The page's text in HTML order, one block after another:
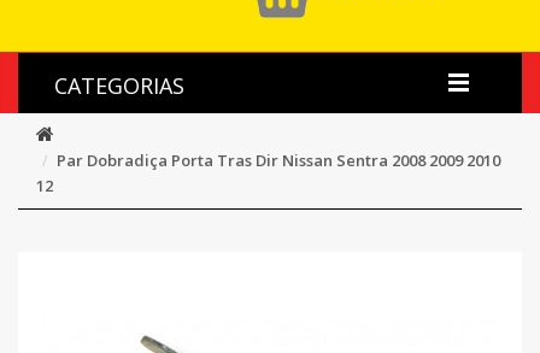
CATEGORIAS
Par Dobradiça Porta Tras Dir Nissan Sentra 2008 2009 2010
12